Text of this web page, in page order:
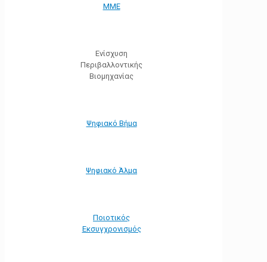
ΜΜΕ
Ενίσχυση
Περιβαλλοντικής
Βιομηχανίας
Ψηφιακό Βήμα
Ψηφιακό Άλμα
Ποιοτικός
Εκσυγχρονισμός